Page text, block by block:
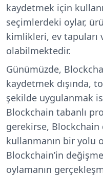
kaydetmek için
seçimlerdeki oylar,
kimlikleri, ev tapuları
olabilmektedir.
Günümüzde,
kaydetmek dışında,
şekilde uygulanmak
Blockchain tabanlı
gerekirse,
kullanmanın bir yolu
Blockchain’in
oylamanın